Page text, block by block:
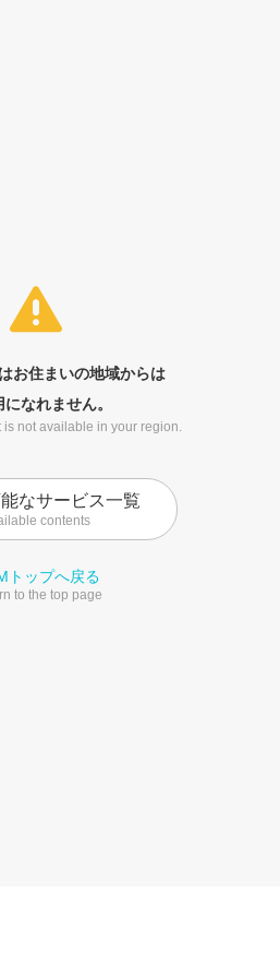
お住まいの地域からは
になれません。
is not available in your region.
なサービス一覧
contents
トップへ戻る
to the top page